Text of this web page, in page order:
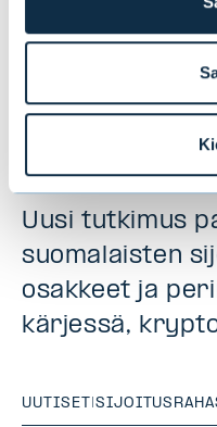
Uusi tutkimus
suomalaisten
osakkeet ja
kärjessä,
UUTISET